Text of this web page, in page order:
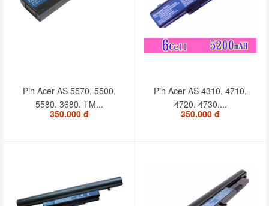
Pin Acer AS 5570, 5500,
5580, 3680, TM...
350.000 đ
Pin Acer AS 4310, 4710,
4720, 4730,...
350.000 đ